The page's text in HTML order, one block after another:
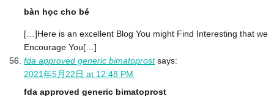
bàn học cho bé
[…]Here is an excellent Blog You might Find Interesting that we
Encourage You[…]
fda approved generic bimatoprost says:
2021年5月22日 at 12:48 PM
fda approved generic bimatoprost